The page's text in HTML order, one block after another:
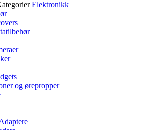
Elektronikk
og ørepropper